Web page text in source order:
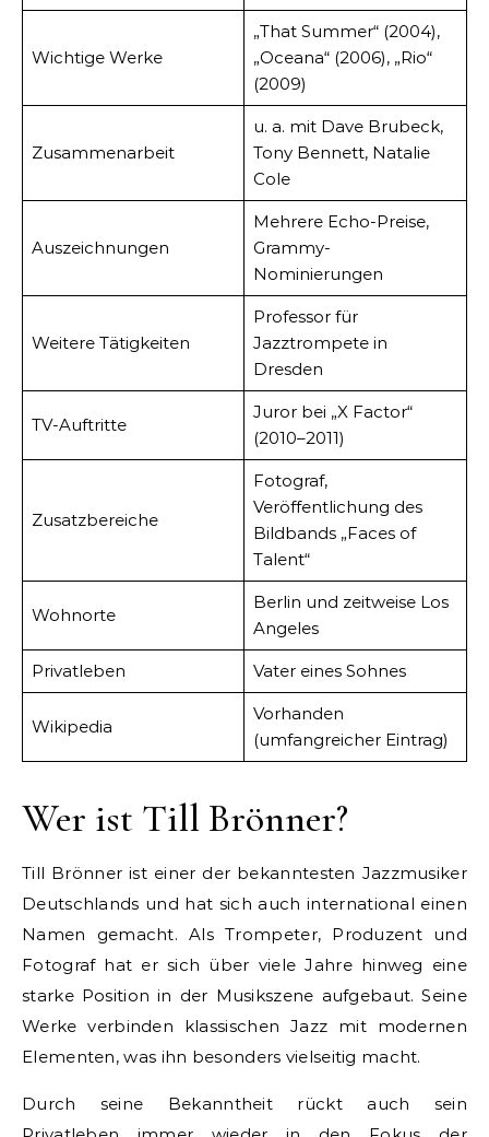
Wichtige Werke
„That Summer“ (2004),
„Oceana“ (2006), „Rio“
(2009)
Zusammenarbeit
u. a. mit Dave Brubeck,
Tony Bennett, Natalie
Cole
Auszeichnungen
Mehrere Echo-Preise,
Grammy-
Nominierungen
Weitere Tätigkeiten
Professor für
Jazztrompete in
Dresden
TV-Auftritte
Juror bei „X Factor“
(2010–2011)
Zusatzbereiche
Fotograf,
Veröffentlichung des
Bildbands „Faces of
Talent“
Wohnorte
Berlin und zeitweise Los
Angeles
Privatleben Vater eines Sohnes
Wikipedia
Vorhanden
(umfangreicher Eintrag)
Wer ist Till Brönner?
Till Brönner ist einer der bekanntesten Jazzmusiker
Deutschlands und hat sich auch international einen
Namen gemacht. Als Trompeter, Produzent und
Fotograf hat er sich über viele Jahre hinweg eine
starke Position in der Musikszene aufgebaut. Seine
Werke verbinden klassischen Jazz mit modernen
Elementen, was ihn besonders vielseitig macht.
Durch seine Bekanntheit rückt auch sein